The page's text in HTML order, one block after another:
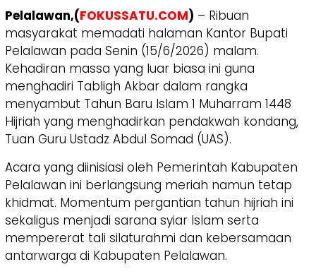
Pelalawan,(FOKUSSATU.COM) – Ribuan
masyarakat memadati halaman Kantor Bupati
Pelalawan pada Senin (15/6/2026) malam.
Kehadiran massa yang luar biasa ini guna
menghadiri Tabligh Akbar dalam rangka
menyambut Tahun Baru Islam 1 Muharram 1448
Hijriah yang menghadirkan pendakwah kondang,
Tuan Guru Ustadz Abdul Somad (UAS).
​Acara yang diinisiasi oleh Pemerintah Kabupaten
Pelalawan ini berlangsung meriah namun tetap
khidmat. Momentum pergantian tahun hijriah ini
sekaligus menjadi sarana syiar Islam serta
mempererat tali silaturahmi dan kebersamaan
antarwarga di Kabupaten Pelalawan.